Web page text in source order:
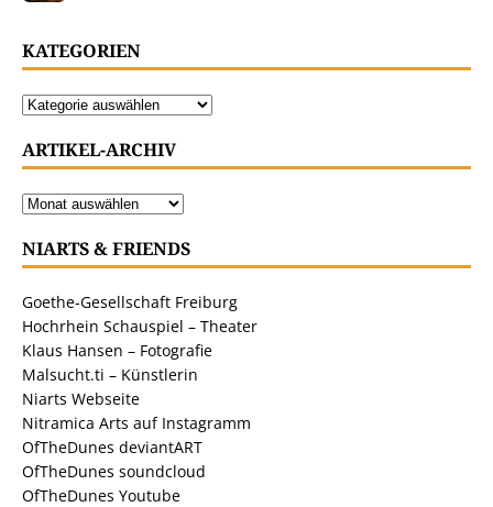
KATEGORIEN
ARTIKEL-ARCHIV
NIARTS & FRIENDS
Goethe-Gesellschaft Freiburg
Hochrhein Schauspiel – Theater
Klaus Hansen – Fotografie
Malsucht.ti – Künstlerin
Niarts Webseite
Nitramica Arts auf Instagramm
OfTheDunes deviantART
OfTheDunes soundcloud
OfTheDunes Youtube